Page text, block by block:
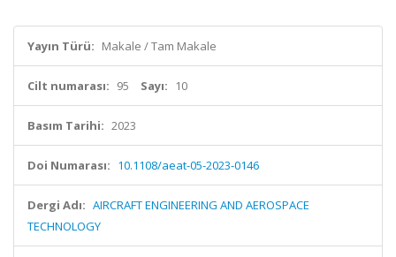
Yayın Türü: Makale / Tam Makale
Cilt numarası: 95 Sayı: 10
Basım Tarihi: 2023
Doi Numarası: 10.1108/aeat-05-2023-0146
Dergi Adı: AIRCRAFT ENGINEERING AND AEROSPACE
TECHNOLOGY